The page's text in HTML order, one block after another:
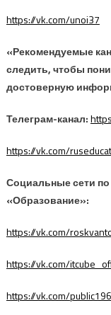
https://vk.com/unoi37
«Рекомендуемые
следить, чтобы
достоверную
Телеграм-канал:
https://vk.com/
Социальные сети
«Образование»:
https://vk.com/
https://vk.com/
https://vk.com/